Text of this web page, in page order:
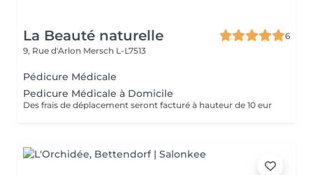
La Beauté naturelle
6
9, Rue d'Arlon Mersch L-L7513
Pédicure Médicale
Pedicure Médicale à Domicile
Des frais de déplacement seront facturé à hauteur de 10 eur